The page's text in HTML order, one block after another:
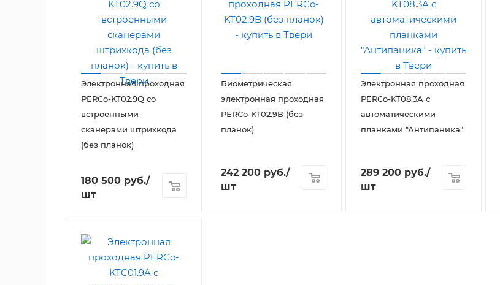
Электронная проходная
PERCo-KT02.9Q со
встроенными
сканерами штрихкода
(без планок)
180 500 руб./
шт
Биометрическая
электронная проходная
PERCo-KT02.9B (без
планок)
242 200 руб./
шт
Электронная проходная
PERCo-KT08.3A с
автоматическими
планками "Антипаника"
289 200 руб./
шт